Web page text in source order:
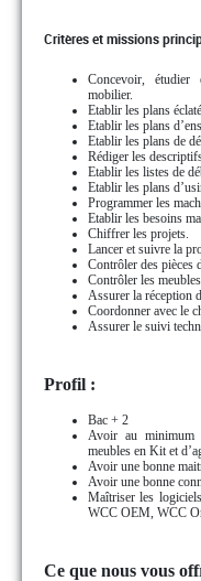
Critères et missions
Concevoir,
mobilier.
Etablir les plans
Etablir les plans
Etablir les plans de
Rédiger les
Etablir les listes de
Etablir les plans
Programmer les
Etablir les besoins
Chiffrer les projets.
Lancer et suivre la
Contrôler des pièces
Contrôler les
Assurer la réception
Coordonner avec le
Assurer le suivi
Profil :
Bac + 2
Avoir au minimum
meubles en Kit et
Avoir une bonne
Avoir une bonne
Maîtriser les
WCC OEM, WCC
Ce que nous vous